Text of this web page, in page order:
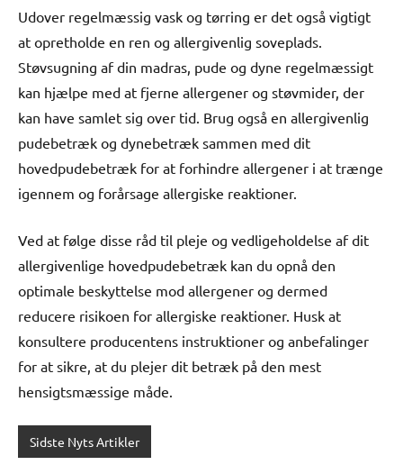
Udover regelmæssig vask og tørring er det også vigtigt
at opretholde en ren og allergivenlig soveplads.
Støvsugning af din madras, pude og dyne regelmæssigt
kan hjælpe med at fjerne allergener og støvmider, der
kan have samlet sig over tid. Brug også en allergivenlig
pudebetræk og dynebetræk sammen med dit
hovedpudebetræk for at forhindre allergener i at trænge
igennem og forårsage allergiske reaktioner.
Ved at følge disse råd til pleje og vedligeholdelse af dit
allergivenlige hovedpudebetræk kan du opnå den
optimale beskyttelse mod allergener og dermed
reducere risikoen for allergiske reaktioner. Husk at
konsultere producentens instruktioner og anbefalinger
for at sikre, at du plejer dit betræk på den mest
hensigtsmæssige måde.
Sidste Nyts Artikler